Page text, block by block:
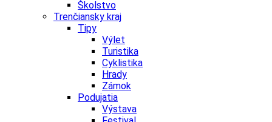
Školstvo
Trenčiansky kraj
Tipy
Výlet
Turistika
Cyklistika
Hrady
Zámok
Podujatia
Výstava